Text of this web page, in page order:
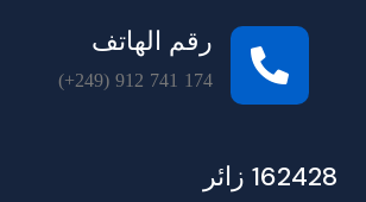
رقم الهاتف
(+249) 912 741 174
162428 زائر